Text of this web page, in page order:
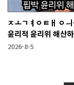
ㅈㅗㄱㅕㅇㅌㅐ ㅇ
윤리적 윤리위 해산
복당 시켜야"
2026-8-5